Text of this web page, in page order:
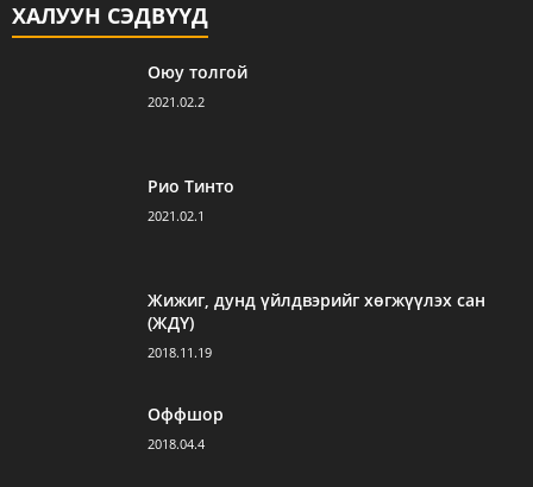
ХАЛУУН СЭДВҮҮД
Оюу толгой
2021.02.2
Рио Тинто
2021.02.1
Жижиг, дунд үйлдвэрийг хөгжүүлэх сан
(ЖДҮ)
2018.11.19
Оффшор
2018.04.4